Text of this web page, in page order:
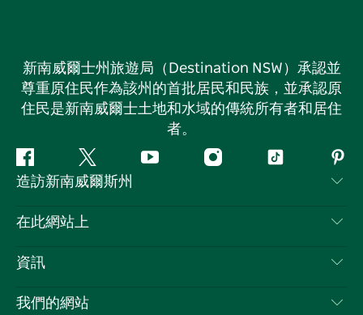
新南威爾士州旅遊局（Destination NSW）承認並
尊重原住民作為該州的首批居民和民族，並承認原
住民是新南威爾士土地和水域的傳統所有者和居住
者。
Facebook嘰
嘰
喳
Youtube Instagram抖
造訪新南威爾斯州
聯絡我們
隱私
Cookie 通知
在此網站上
目的地
資訊
旅行資訊
我們的網站